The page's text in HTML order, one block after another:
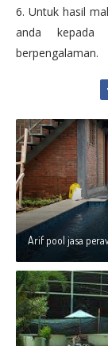
6. Untuk hasil
anda kepada
berpengalaman.
Arif pool jasa